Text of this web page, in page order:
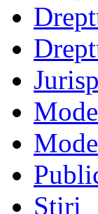
Stiri